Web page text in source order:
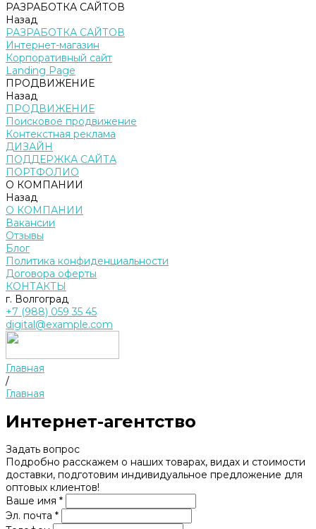
РАЗРАБОТКА САЙТОВ
Назад
РАЗРАБОТКА САЙТОВ
Интернет-магазин
Корпоративный сайт
Landing Page
ПРОДВИЖЕНИЕ
Назад
ПРОДВИЖЕНИЕ
Поисковое продвижение
Контекстная реклама
ДИЗАЙН
ПОДДЕРЖКА САЙТА
ПОРТФОЛИО
О КОМПАНИИ
Назад
О КОМПАНИИ
Вакансии
Отзывы
Блог
Политика конфиденциальности
Договора оферты
КОНТАКТЫ
г. Волгоград
+7 (988) 059 35 45
digital@example.com
Главная
/
Главная
Интернет-агентство
Задать вопрос
Подробно расскажем о наших товарах, видах и стоимости
доставки, подготовим индивидуальное предложение для
оптовых клиентов!
Ваше имя *
Эл. почта *